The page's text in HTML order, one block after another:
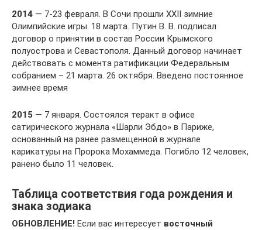
2014 — 7-23 февраля. В Сочи прошли XXII зимние
Олимпийские игры. 18 марта. Путин В. В. подписал
договор о принятии в состав России Крымского
полуострова и Севастополя. Данный договор начинает
действовать с момента ратификации Федеральным
собранием – 21 марта. 26 октября. Введено постоянное
зимнее время
2015 — 7 января. Состоялся теракт в офисе
сатирического журнала «Шарли Эбдо» в Париже,
основанный на ранее размещенной в журнале
карикатуры на Пророка Мохаммеда. Погибло 12 человек,
ранено было 11 человек.
Таблица соответствия года рождения и
знака зодиака
ОБНОВЛЕНИЕ! Если вас интересует восточный